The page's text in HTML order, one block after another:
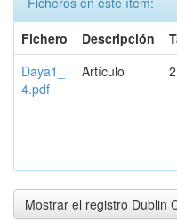
Fichero
Descripción
Daya1_
4.pdf
Artículo
Mostrar el registro Dublin